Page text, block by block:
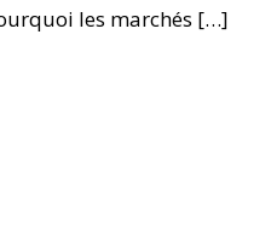
les marchés […]